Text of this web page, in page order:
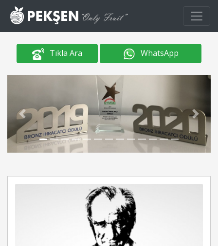
Tıkla Ara WhatsApp
Previous Next